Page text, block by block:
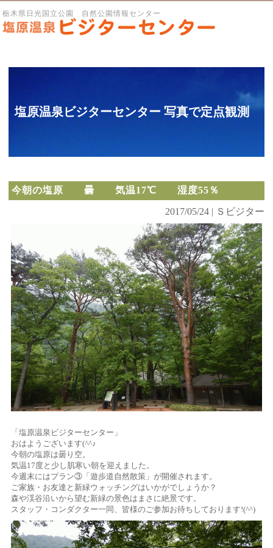
栃木県日光国立公園 自然公園情報センター
塩原温泉ビジターセンター 写真で定点観測
今朝の塩原 曇 気温17℃ 湿度55％
2017/05/24 | Ｓビジター
「塩原温泉ビジターセンター」
おはようございます(^^♪
今朝の塩原は曇り空。
気温17度と少し肌寒い朝を迎えました。
今週末にはプラン③「遊歩道自然散策」が開催されます。
ご家族・お友達と新緑ウォッチングはいかがでしょうか？
森や渓谷沿いから望む新緑の景色はまさに絶景です。
スタッフ・コンダクター一同、皆様のご参加お待ちしております!(^^)